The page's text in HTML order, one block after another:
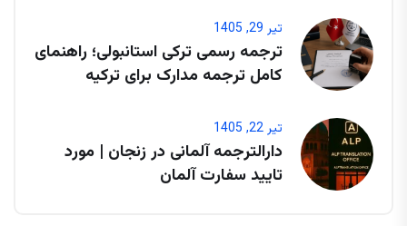
تیر 29, 1405
ترجمه رسمی ترکی استانبولی؛ راهنمای
کامل ترجمه مدارک برای ترکیه
تیر 22, 1405
دارالترجمه آلمانی در زنجان | مورد
تایید سفارت آلمان